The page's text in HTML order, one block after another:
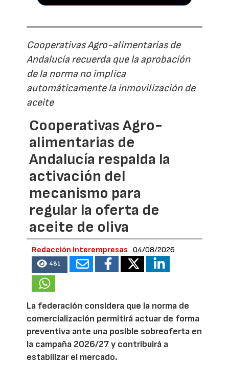
Cooperativas Agro-alimentarias de
Andalucía recuerda que la aprobación
de la norma no implica
automáticamente la inmovilización de
aceite
Cooperativas Agro-
alimentarias de
Andalucía respalda la
activación del
mecanismo para
regular la oferta de
aceite de oliva
Redacción Interempresas 04/08/2026
481
La federación considera que la norma de
comercialización permitirá actuar de forma
preventiva ante una posible sobreoferta en
la campaña 2026/27 y contribuirá a
estabilizar el mercado.